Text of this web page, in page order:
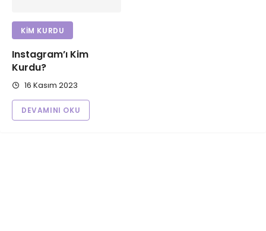
KIM KURDU
Instagram’ı Kim
Kurdu?
16 Kasım 2023
DEVAMINI OKU